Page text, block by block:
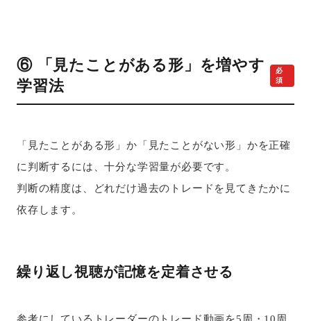
⑥ 「見たことがある形」を増やす
学習法
必
須
「見たことがある形」か「見たことがない形」かを正確
に判断するには、十分な学習量が必要です。
判断の精度は、どれだけ過去のトレードを見てきたかに
依存します。
繰り返し視聴が記憶を定着させる